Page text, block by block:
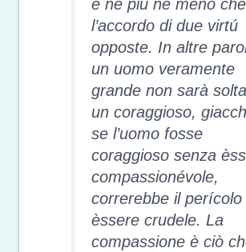
è né piú né meno che
l’accordo di due virtú
opposte. In altre
un uomo veramente
grande non sarà
un coraggioso,
se l’uomo fosse
coraggioso senza
compassionévole,
correrebbe il perícolo
èssere crudele. La
compassione è ciò